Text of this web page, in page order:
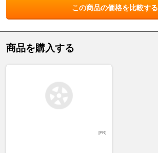
この商品の価格を比較する
商品を購入する
[PR]